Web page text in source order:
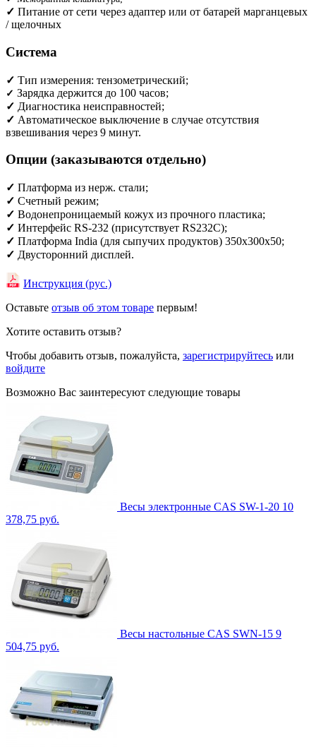
✓ Питание от сети через адаптер или от батарей марганцевых
/ щелочных
Система
✓ Тип измерения: тензометрический;
✓ Зарядка держится до 100 часов;
✓ Диагностика неисправностей;
✓ Автоматическое выключение в случае отсутствия
взвешивания через 9 минут.
Опции (заказываются отдельно)
✓ Платформа из нерж. стали;
✓ Счетный режим;
✓ Водонепроницаемый кожух из прочного пластика;
✓ Интерфейс RS-232 (присутствует RS232C);
✓ Платформа India (для сыпучих продуктов) 350х300х50;
✓ Двусторонний дисплей.
Инструкция (рус.)
Оставьте отзыв об этом товаре первым!
Хотите оставить отзыв?
Чтобы добавить отзыв, пожалуйста, зарегистрируйтесь или
войдите
Возможно Вас заинтересуют следующие товары
Весы электронные CAS SW-1-20 10
378,75 руб.
Весы настольные CAS SWN-15 9
504,75 руб.